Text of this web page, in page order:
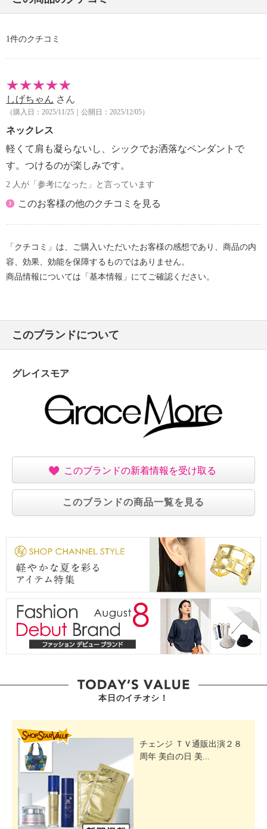
・個体差あり
・インド製
1件のクチコミ
しげちゃん さん
（購入日：2025/11/25｜公開日：2025/12/05）
ネックレス
軽くて肩も凝らないし、シックでお洒落なペンダントで
す。つけるのが楽しみです。
2 人が「参考になった」と言っています
このお客様の他のクチコミを見る
「クチコミ」は、ご購入いただいたお客様の感想であり、商品の内
容、効果、効能を保障するものではありません。
商品情報については「基本情報」にてご確認ください。
このブランドについて
グレイスモア
このブランドの新着情報を受け取る
このブランドの商品一覧を見る
本日のイチオシ！
チェンジ ＴＶ通販出演２８
周年 美白の日 美...